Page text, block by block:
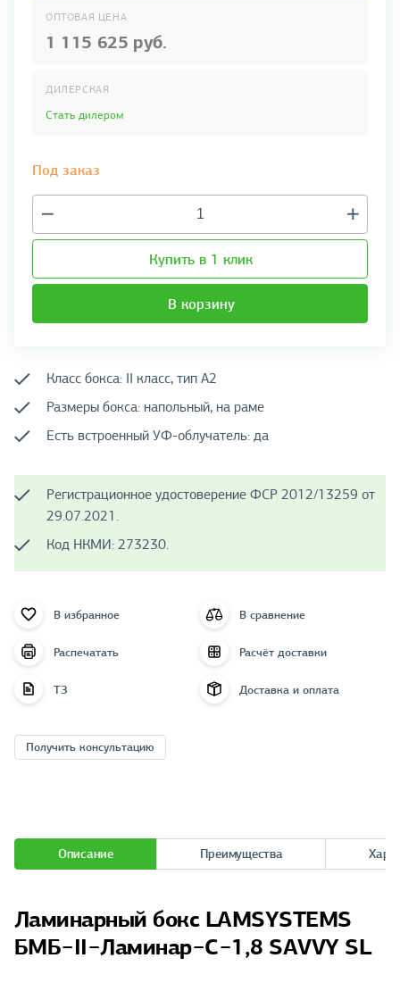
ОПТОВАЯ ЦЕНА
1 115 625 руб.
ДИЛЕРСКАЯ
Стать дилером
Под заказ
Купить в 1 клик
В корзину
Класс бокса: II класс, тип А2
Размеры бокса: напольный, на раме
Есть встроенный УФ-облучатель: да
Регистрационное удостоверение ФСР 2012/13259 от
29.07.2021.
Код НКМИ: 273230.
В избранное В сравнение
Распечатать Расчёт доставки
ТЗ Доставка и оплата
Получить консультацию
Описание Преимущества
Ламинарный бокс LAMSYSTEMS
БМБ−II−Ламинар−C−1,8 SAVVY SL